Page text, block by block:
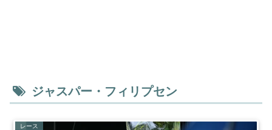
ジャスパー・フィリプセン
レース